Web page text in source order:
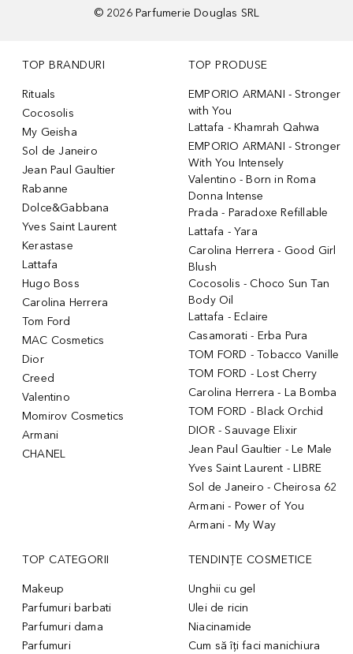
© 2026 Parfumerie Douglas SRL
TOP BRANDURI
Rituals
Cocosolis
My Geisha
Sol de Janeiro
Jean Paul Gaultier
Rabanne
Dolce&Gabbana
Yves Saint Laurent
Kerastase
Lattafa
Hugo Boss
Carolina Herrera
Tom Ford
MAC Cosmetics
Dior
Creed
Valentino
Momirov Cosmetics
Armani
CHANEL
TOP PRODUSE
EMPORIO ARMANI - Stronger
with You
Lattafa - Khamrah Qahwa
EMPORIO ARMANI - Stronger
With You Intensely
Valentino - Born in Roma
Donna Intense
Prada - Paradoxe Refillable
Lattafa - Yara
Carolina Herrera - Good Girl
Blush
Cocosolis - Choco Sun Tan
Body Oil
Lattafa - Eclaire
Casamorati - Erba Pura
TOM FORD - Tobacco Vanille
TOM FORD - Lost Cherry
Carolina Herrera - La Bomba
TOM FORD - Black Orchid
DIOR - Sauvage Elixir
Jean Paul Gaultier - Le Male
Yves Saint Laurent - LIBRE
Sol de Janeiro - Cheirosa 62
Armani - Power of You
Armani - My Way
TOP CATEGORII
Makeup
Parfumuri barbati
Parfumuri dama
Parfumuri
TENDINȚE COSMETICE
Unghii cu gel
Ulei de ricin
Niacinamide
Cum să îți faci manichiura